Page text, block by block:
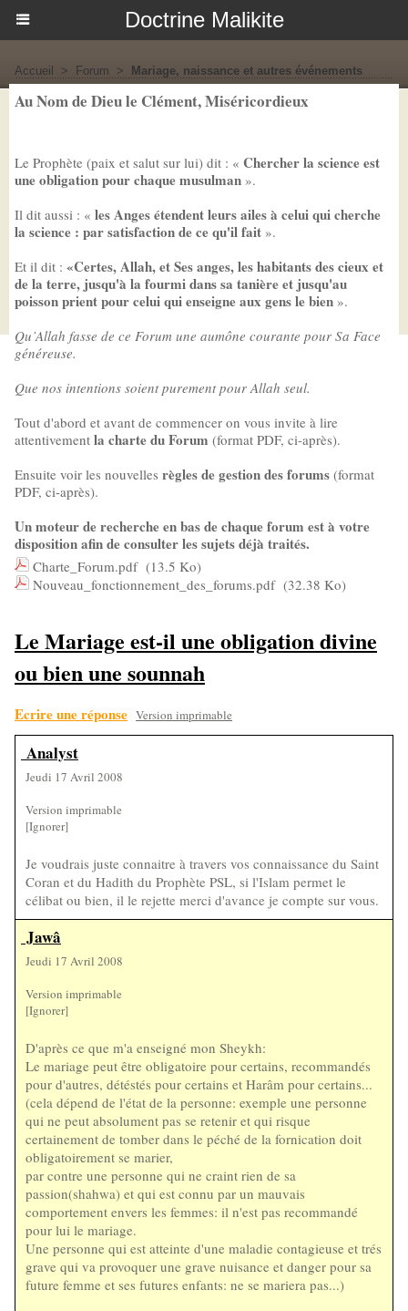
Doctrine Malikite
Accueil > Forum > Mariage, naissance et autres événements
Au Nom de Dieu le Clément, Miséricordieux
Le Prophète (paix et salut sur lui) dit : « Chercher la science est
une obligation pour chaque musulman ».
Il dit aussi : « les Anges étendent leurs ailes à celui qui cherche
la science : par satisfaction de ce qu'il fait ».
Et il dit : «Certes, Allah, et Ses anges, les habitants des cieux et
de la terre, jusqu'à la fourmi dans sa tanière et jusqu'au
poisson prient pour celui qui enseigne aux gens le bien ».
Qu’Allah fasse de ce Forum une aumône courante pour Sa Face
généreuse.
Que nos intentions soient purement pour Allah seul.
Tout d'abord et avant de commencer on vous invite à lire
attentivement la charte du Forum (format PDF, ci-après).
Ensuite voir les nouvelles règles de gestion des forums (format
PDF, ci-après).
Un moteur de recherche en bas de chaque forum est à votre
disposition afin de consulter les sujets déjà traités.
Charte_Forum.pdf (13.5 Ko)
Nouveau_fonctionnement_des_forums.pdf (32.38 Ko)
Le Mariage est-il une obligation divine
ou bien une sounnah
Ecrire une réponse Version imprimable
Analyst
Jeudi 17 Avril 2008
Version imprimable
[Ignorer]
Je voudrais juste connaitre à travers vos connaissance du Saint
Coran et du Hadith du Prophète PSL, si l'Islam permet le
célibat ou bien, il le rejette merci d'avance je compte sur vous.
Jawâ
Jeudi 17 Avril 2008
Version imprimable
[Ignorer]
D'après ce que m'a enseigné mon Sheykh:
Le mariage peut être obligatoire pour certains, recommandés
pour d'autres, détéstés pour certains et Harâm pour certains...
(cela dépend de l'état de la personne: exemple une personne
qui ne peut absolument pas se retenir et qui risque
certainement de tomber dans le péché de la fornication doit
obligatoirement se marier,
par contre une personne qui ne craint rien de sa
passion(shahwa) et qui est connu par un mauvais
comportement envers les femmes: il n'est pas recommandé
pour lui le mariage.
Une personne qui est atteinte d'une maladie contagieuse et trés
grave qui va provoquer une grave nuisance et danger pour sa
future femme et ses futures enfants: ne se mariera pas...)